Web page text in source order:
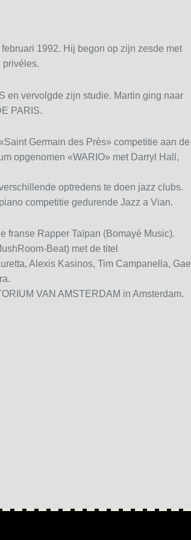
1992. Hij begon op zijn zesde met
privéles.
en vervolgde zijn studie. Martin ging naar
PARIS.
Germain des Près» competitie aan de
opgenomen «WARIO» met Darryl Hall,
optredens te doen jazz clubs.
competitie gedurende Jazz a Vian.
franse Rapper Taïpan (Bomayé Music).
Beat) met de titel
Alexis Kasinos, Tim Campanella, Gael
VAN AMSTERDAM in Amsterdam.